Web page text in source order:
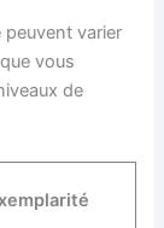
peuvent varier
vous
de